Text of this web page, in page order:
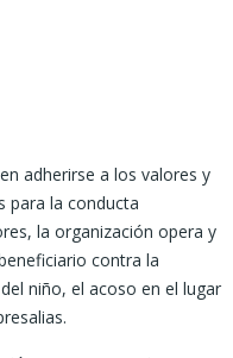
adherirse a los valores y
para la conducta
la organización opera y
contra la
niño, el acoso en el lugar